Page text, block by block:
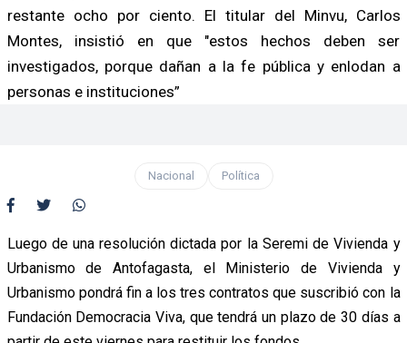
restante ocho por ciento. El titular del Minvu, Carlos
Montes, insistió en que "estos hechos deben ser
investigados, porque dañan a la fe pública y enlodan a
personas e instituciones”
Nacional Política
Luego de una resolución dictada por la Seremi de Vivienda y
Urbanismo de Antofagasta, el Ministerio de Vivienda y
Urbanismo pondrá fin a los tres contratos que suscribió con la
Fundación Democracia Viva, que tendrá un plazo de 30 días a